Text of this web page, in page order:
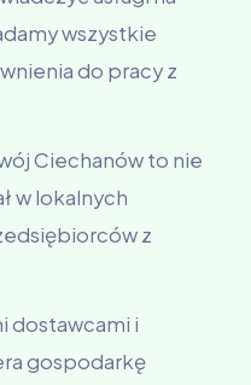
wszystkie
do pracy z
Ciechanów to nie
w lokalnych
z
dostawcami i
gospodarkę